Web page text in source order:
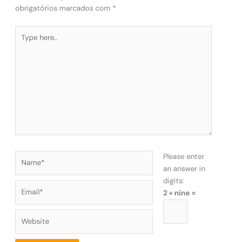
obrigatórios marcados com *
here..
Please enter
an answer in
digits:
2 + nine =